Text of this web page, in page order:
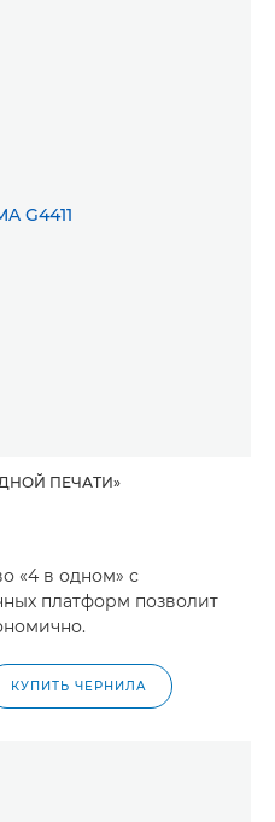
ПЕЧАТИ»
«4 в одном» с
платформ позволит
КУПИТЬ ЧЕРНИЛА